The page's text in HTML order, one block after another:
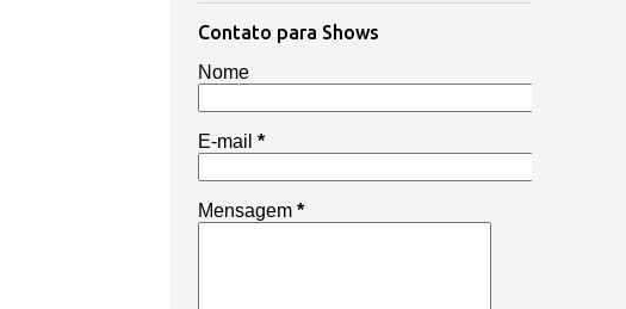
Contato para Shows
Nome
E-mail *
Mensagem *